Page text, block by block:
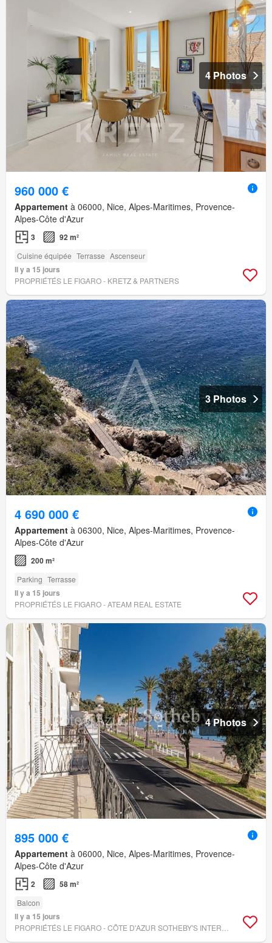
4 Photos
960 000 €
Appartement à 06000, Nice, Alpes-Maritimes, Provence-
Alpes-Côte d'Azur
3 92 m²
Cuisine équipée Terrasse Ascenseur
Il y a 15 jours
PROPRIÉTÉS LE FIGARO - KRETZ & PARTNERS
3 Photos
4 690 000 €
Appartement à 06300, Nice, Alpes-Maritimes, Provence-
Alpes-Côte d'Azur
200 m²
Parking Terrasse
Il y a 15 jours
PROPRIÉTÉS LE FIGARO - ATEAM REAL ESTATE
4 Photos
895 000 €
Appartement à 06000, Nice, Alpes-Maritimes, Provence-
Alpes-Côte d'Azur
2 58 m²
Balcon
Il y a 15 jours